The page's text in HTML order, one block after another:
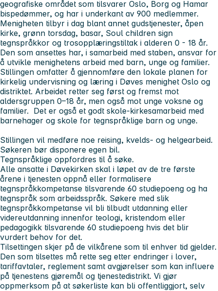
geografiske området som tilsvarer Oslo, Borg og Hamar
bispedømmer, og har i underkant av 900 medlemmer.
Menigheten tilbyr i dag blant annet gudstjenester, åpen
kirke, grønn torsdag, basar, Soul children sign
tegnspråkkor og trosopplæringstiltak i alderen 0 - 18 år.
Den som ansettes har, i samarbeid med staben, ansvar for
å utvikle menighetens arbeid med barn, unge og familier.
Stillingen omfatter å gjennomføre den lokale planen for
kirkelig undervisning og læring i Døves menighet Oslo og
distriktet. Arbeidet retter seg først og fremst mot
aldersgruppen 0–18 år, men også mot unge voksne og
familier. Det er også et godt skole-kirkesamarbeid med
barnehager og skole for tegnspråklige barn og unge.
Stillingen vil medføre noe reising, kvelds- og helgearbeid.
Søkeren bør disponere egen bil.
Tegnspråklige oppfordres til å søke.
Alle ansatte i Døvekirken skal i løpet av de tre første
årene i tjenesten oppnå eller formalisere
tegnspråkkompetanse tilsvarende 60 studiepoeng og ha
tegnspråk som arbeidsspråk. Søkere med slik
tegnspråkkompetanse vil bli tilbudt utdanning eller
videreutdanning innenfor teologi, kristendom eller
pedagogikk tilsvarende 60 studiepoeng hvis det blir
vurdert behov for det.
Tilsettingen skjer på de vilkårene som til enhver tid gjelder.
Den som tilsettes må rette seg etter endringer i lover,
tariffavtaler, reglement samt avgjørelser som kan influere
på tjenestens gjøremål og tjenestedistrikt. Vi gjør
oppmerksom på at søkerliste kan bli offentliggjort, selv